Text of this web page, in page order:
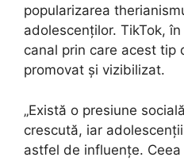
popularizarea
adolescenților. TikTok,
canal prin care acest tip
promovat și vizibilizat.
„Există o presiune
crescută, iar
astfel de influențe.